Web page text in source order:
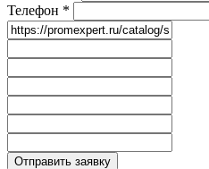
Телефон *
Отправить заявку